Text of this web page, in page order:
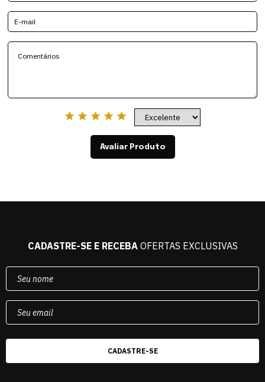
Avaliar Produto
CADASTRE-SE E RECEBAOFERTAS EXCLUSIVAS